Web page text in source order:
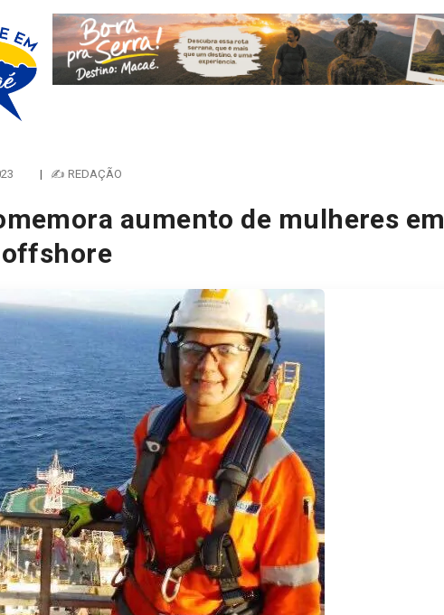
| ✍ REDAÇÃO
aumento de mulheres em